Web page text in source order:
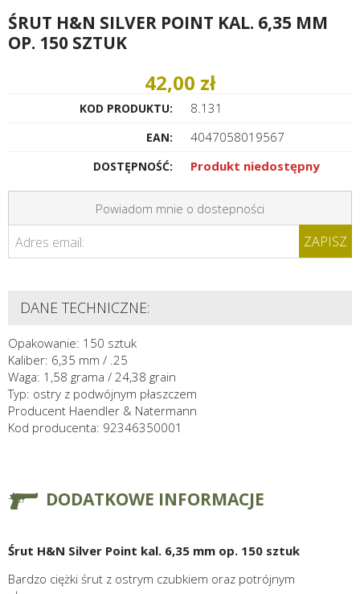
ŚRUT H&N SILVER POINT KAL. 6,35 MM
OP. 150 SZTUK
42,00 zł
KOD PRODUKTU: 8.131
EAN: 4047058019567
DOSTĘPNOŚĆ: Produkt niedostępny
Powiadom mnie o dostepności
Adres email: ZAPISZ
DANE TECHNICZNE:
Opakowanie: 150 sztuk
Kaliber: 6,35 mm / .25
Waga: 1,58 grama / 24,38 grain
Typ: ostry z podwójnym płaszczem
Producent Haendler & Natermann
Kod producenta: 92346350001
DODATKOWE INFORMACJE
Śrut H&N Silver Point kal. 6,35 mm op. 150 sztuk
Bardzo ciężki śrut z ostrym czubkiem oraz potrójnym